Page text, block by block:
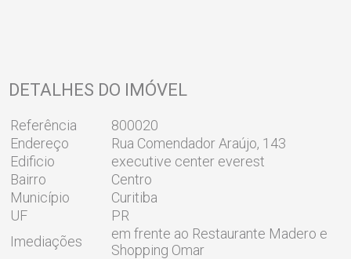
DETALHES DO IMÓVEL
Referência
800020
Endereço
Rua Comendador Araújo, 143
Edificio
executive center everest
Bairro
Centro
Município
Curitiba
UF
PR
Imediações
em frente ao Restaurante Madero e
Shopping Omar